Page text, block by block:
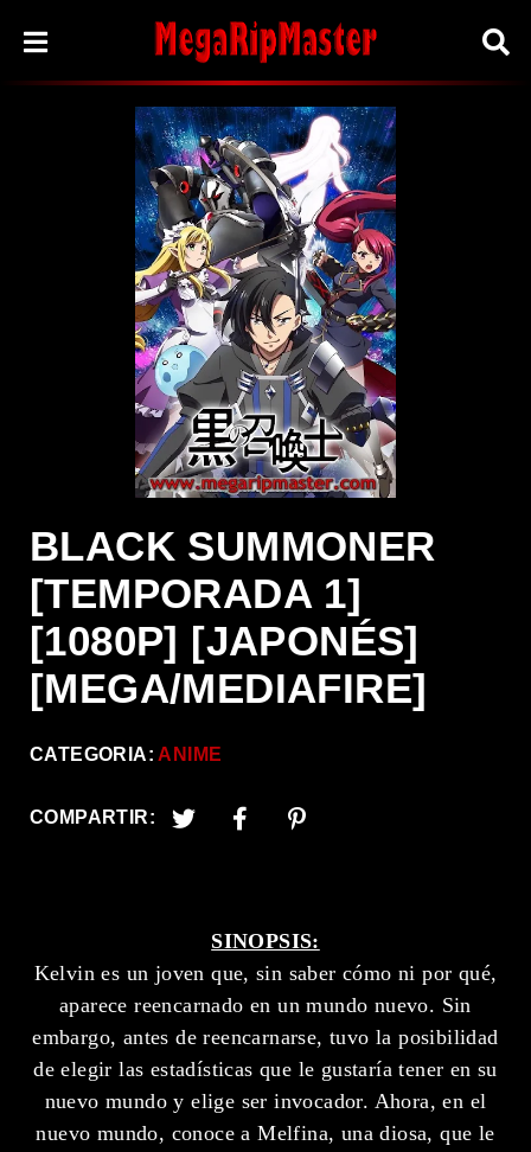
BLACK SUMMONER
[TEMPORADA 1]
[1080P] [JAPONÉS]
[MEGA/MEDIAFIRE]
CATEGORIA: ANIME
COMPARTIR:
SINOPSIS:
Kelvin es un joven que, sin saber cómo ni por qué,
aparece reencarnado en un mundo nuevo. Sin
embargo, antes de reencarnarse, tuvo la posibilidad
de elegir las estadísticas que le gustaría tener en su
nuevo mundo y elige ser invocador. Ahora, en el
nuevo mundo, conoce a Melfina, una diosa, que le